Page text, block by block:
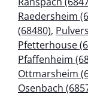
Raedersheim
(68480),
Pfetterhouse
Pfaffenheim
Ottmarsheim
Osenbach